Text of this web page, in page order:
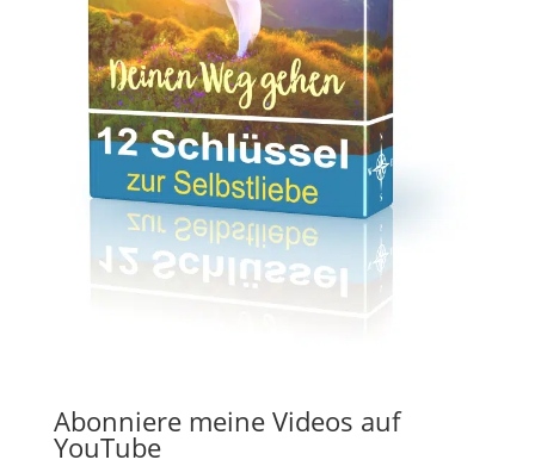
Abonniere meine Videos auf
YouTube